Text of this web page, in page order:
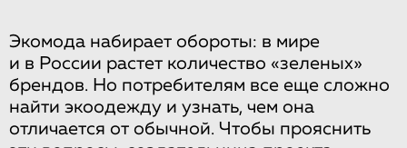
Экомода набирает обороты: в мире
и в России растет количество «зеленых»
брендов. Но потребителям все еще сложно
найти экоодежду и узнать, чем она
отличается от обычной. Чтобы прояснить